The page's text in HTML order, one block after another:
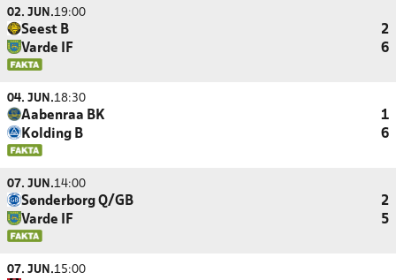
02. JUN.19:00
Seest B
2
Varde IF
6
04. JUN.18:30
Aabenraa BK
1
Kolding B
6
07. JUN.14:00
Sønderborg Q/GB
2
Varde IF
5
07. JUN.15:00